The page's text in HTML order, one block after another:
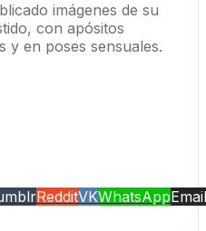
imágenes de su
con apósitos
y en poses sensuales.
RedditVKWhatsAppEmail